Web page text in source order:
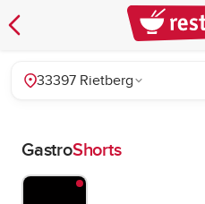
33397 Rietberg
GastroShorts